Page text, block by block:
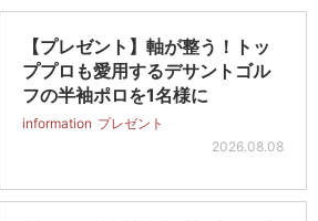
【プレゼント】軸が整う！トッ
ププロも愛用するデサントゴル
フの半袖ポロを1名様に
information プレゼント
2026.08.08